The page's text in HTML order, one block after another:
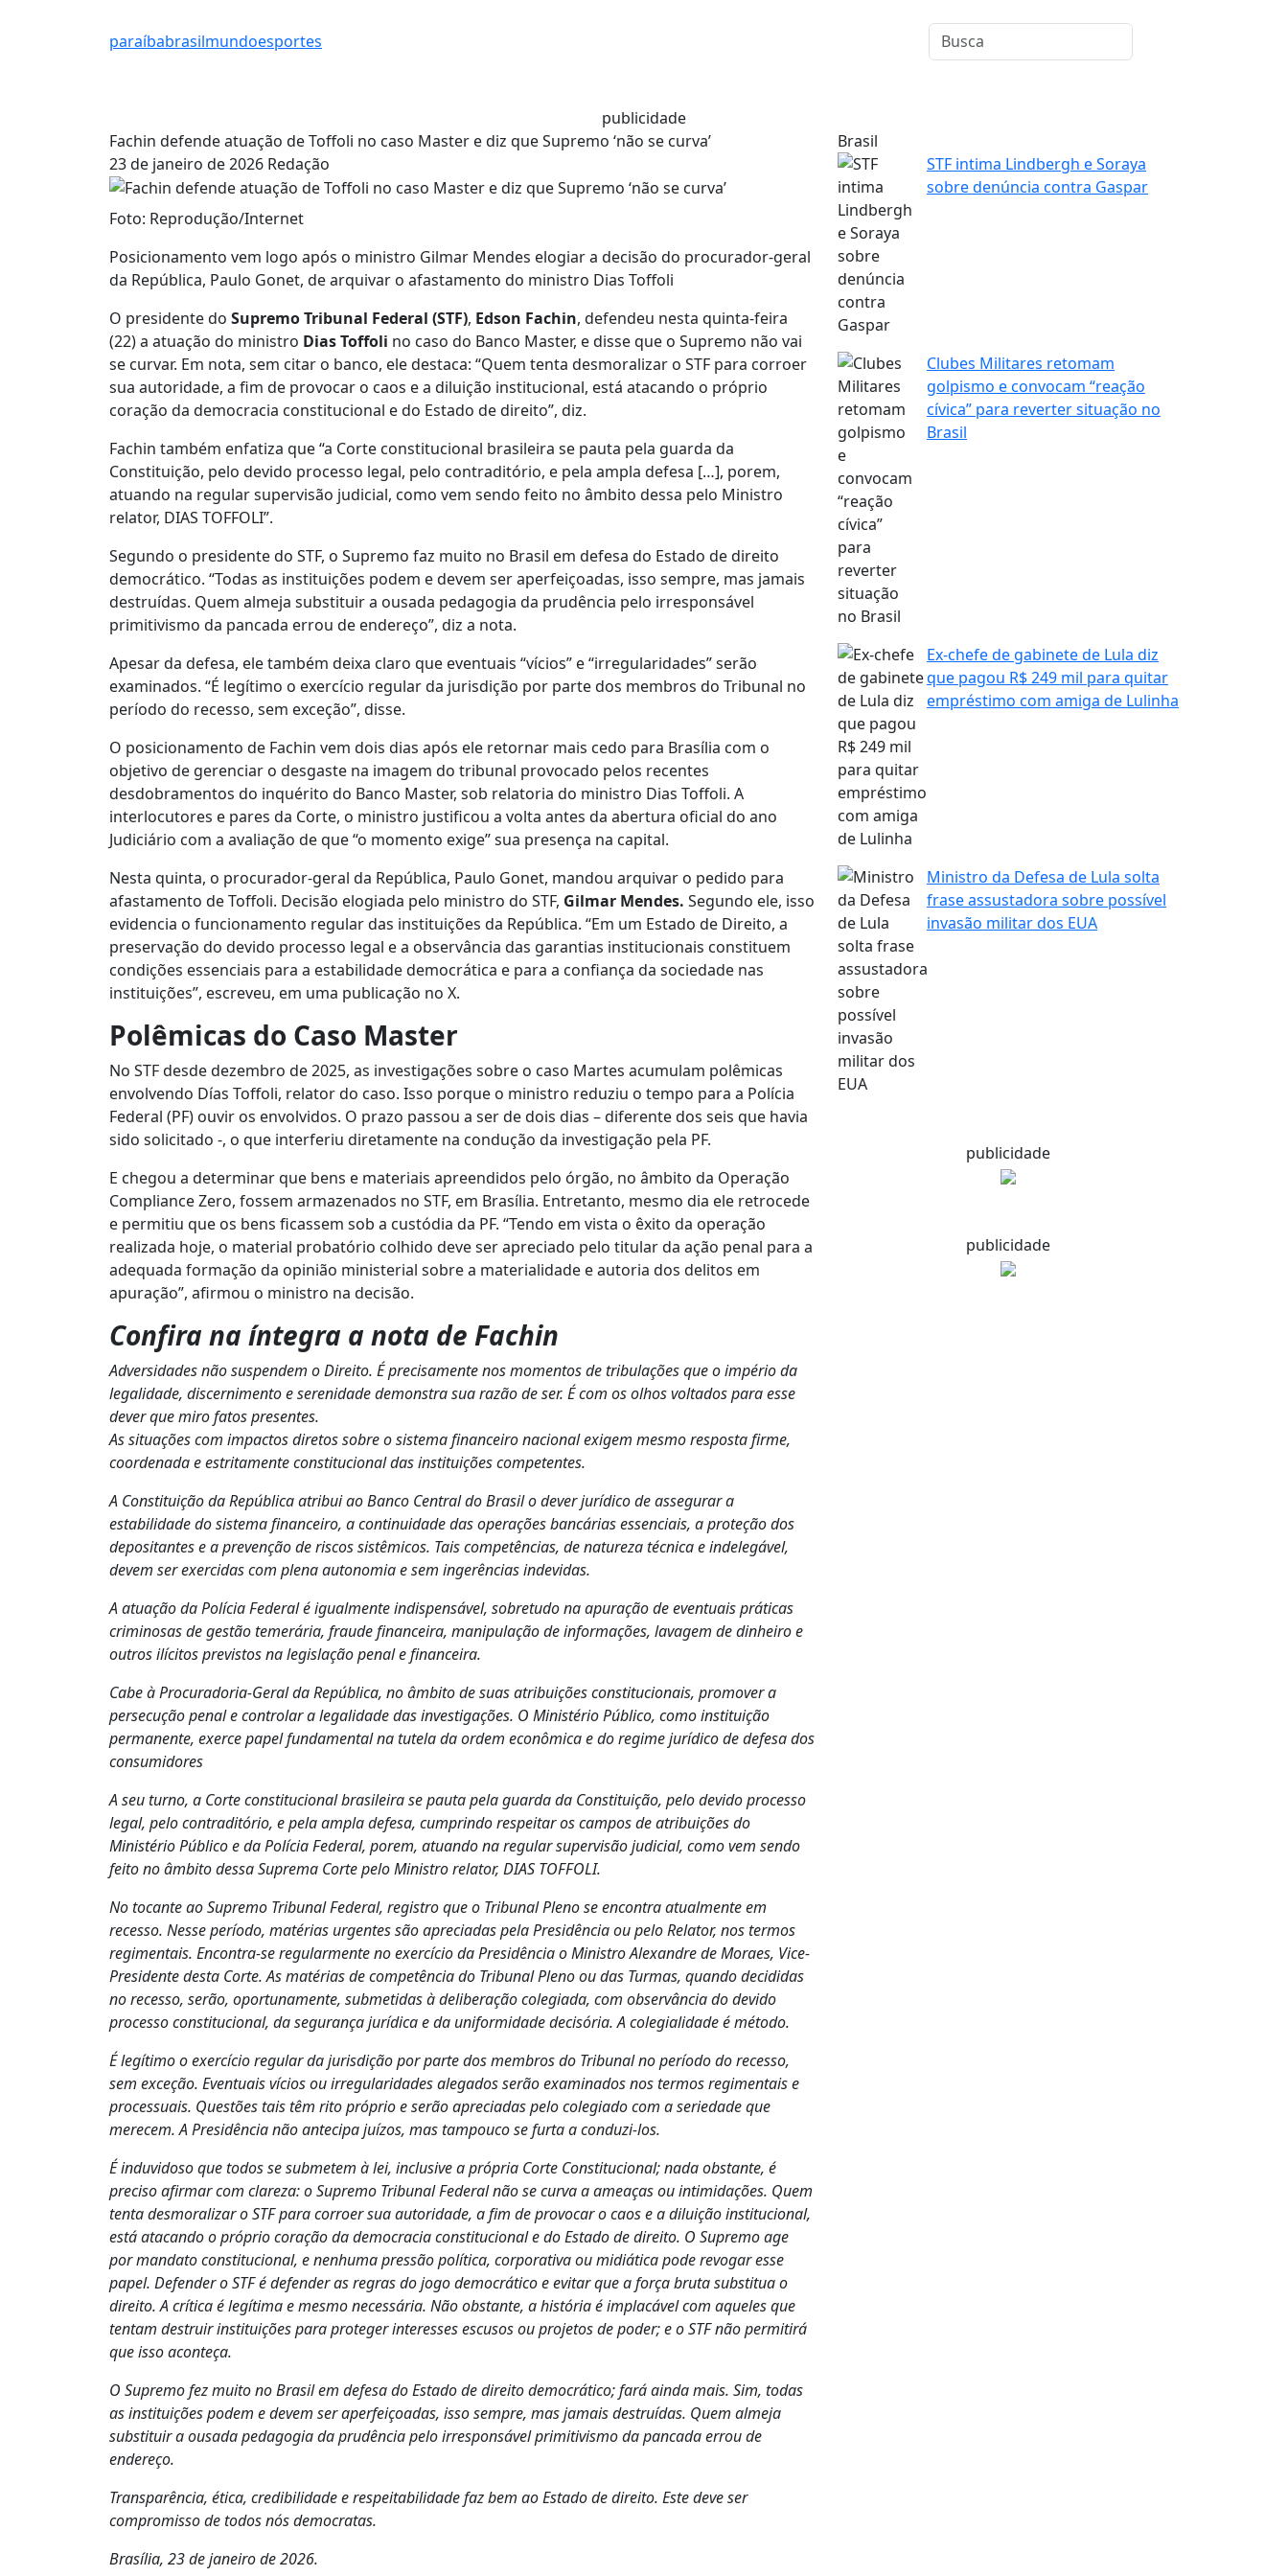
paraíbabrasilmundoesportes
publicidade
Fachin defende atuação de Toffoli no caso Master e diz que Supremo ‘não se curva’
23 de janeiro de 2026 Redação
Foto: Reprodução/Internet
Posicionamento vem logo após o ministro Gilmar Mendes elogiar a decisão do procurador-geral
da República, Paulo Gonet, de arquivar o afastamento do ministro Dias Toffoli
O presidente do Supremo Tribunal Federal (STF), Edson Fachin, defendeu nesta quinta-feira
(22) a atuação do ministro Dias Toffoli no caso do Banco Master, e disse que o Supremo não vai
se curvar. Em nota, sem citar o banco, ele destaca: “Quem tenta desmoralizar o STF para corroer
sua autoridade, a fim de provocar o caos e a diluição institucional, está atacando o próprio
coração da democracia constitucional e do Estado de direito”, diz.
Fachin também enfatiza que “a Corte constitucional brasileira se pauta pela guarda da
Constituição, pelo devido processo legal, pelo contraditório, e pela ampla defesa […], porem,
atuando na regular supervisão judicial, como vem sendo feito no âmbito dessa pelo Ministro
relator, DIAS TOFFOLI”.
Segundo o presidente do STF, o Supremo faz muito no Brasil em defesa do Estado de direito
democrático. “Todas as instituições podem e devem ser aperfeiçoadas, isso sempre, mas jamais
destruídas. Quem almeja substituir a ousada pedagogia da prudência pelo irresponsável
primitivismo da pancada errou de endereço”, diz a nota.
Apesar da defesa, ele também deixa claro que eventuais “vícios” e “irregularidades” serão
examinados. “É legítimo o exercício regular da jurisdição por parte dos membros do Tribunal no
período do recesso, sem exceção”, disse.
O posicionamento de Fachin vem dois dias após ele retornar mais cedo para Brasília com o
objetivo de gerenciar o desgaste na imagem do tribunal provocado pelos recentes
desdobramentos do inquérito do Banco Master, sob relatoria do ministro Dias Toffoli. A
interlocutores e pares da Corte, o ministro justificou a volta antes da abertura oficial do ano
Judiciário com a avaliação de que “o momento exige” sua presença na capital.
Nesta quinta, o procurador-geral da República, Paulo Gonet, mandou arquivar o pedido para
afastamento de Toffoli. Decisão elogiada pelo ministro do STF, Gilmar Mendes. Segundo ele, isso
evidencia o funcionamento regular das instituições da República. “Em um Estado de Direito, a
preservação do devido processo legal e a observância das garantias institucionais constituem
condições essenciais para a estabilidade democrática e para a confiança da sociedade nas
instituições”, escreveu, em uma publicação no X.
Polêmicas do Caso Master
No STF desde dezembro de 2025, as investigações sobre o caso Martes acumulam polêmicas
envolvendo Días Toffoli, relator do caso. Isso porque o ministro reduziu o tempo para a Polícia
Federal (PF) ouvir os envolvidos. O prazo passou a ser de dois dias – diferente dos seis que havia
sido solicitado -, o que interferiu diretamente na condução da investigação pela PF.
E chegou a determinar que bens e materiais apreendidos pelo órgão, no âmbito da Operação
Compliance Zero, fossem armazenados no STF, em Brasília. Entretanto, mesmo dia ele retrocede
e permitiu que os bens ficassem sob a custódia da PF. “Tendo em vista o êxito da operação
realizada hoje, o material probatório colhido deve ser apreciado pelo titular da ação penal para a
adequada formação da opinião ministerial sobre a materialidade e autoria dos delitos em
apuração”, afirmou o ministro na decisão.
Confira na íntegra a nota de Fachin
Adversidades não suspendem o Direito. É precisamente nos momentos de tribulações que o império da
legalidade, discernimento e serenidade demonstra sua razão de ser. É com os olhos voltados para esse
dever que miro fatos presentes.
As situações com impactos diretos sobre o sistema financeiro nacional exigem mesmo resposta firme,
coordenada e estritamente constitucional das instituições competentes.
A Constituição da República atribui ao Banco Central do Brasil o dever jurídico de assegurar a
estabilidade do sistema financeiro, a continuidade das operações bancárias essenciais, a proteção dos
depositantes e a prevenção de riscos sistêmicos. Tais competências, de natureza técnica e indelegável,
devem ser exercidas com plena autonomia e sem ingerências indevidas.
A atuação da Polícia Federal é igualmente indispensável, sobretudo na apuração de eventuais práticas
criminosas de gestão temerária, fraude financeira, manipulação de informações, lavagem de dinheiro e
outros ilícitos previstos na legislação penal e financeira.
Cabe à Procuradoria-Geral da República, no âmbito de suas atribuições constitucionais, promover a
persecução penal e controlar a legalidade das investigações. O Ministério Público, como instituição
permanente, exerce papel fundamental na tutela da ordem econômica e do regime jurídico de defesa dos
consumidores
A seu turno, a Corte constitucional brasileira se pauta pela guarda da Constituição, pelo devido processo
legal, pelo contraditório, e pela ampla defesa, cumprindo respeitar os campos de atribuições do
Ministério Público e da Polícia Federal, porem, atuando na regular supervisão judicial, como vem sendo
feito no âmbito dessa Suprema Corte pelo Ministro relator, DIAS TOFFOLI.
No tocante ao Supremo Tribunal Federal, registro que o Tribunal Pleno se encontra atualmente em
recesso. Nesse período, matérias urgentes são apreciadas pela Presidência ou pelo Relator, nos termos
regimentais. Encontra-se regularmente no exercício da Presidência o Ministro Alexandre de Moraes, Vice-
Presidente desta Corte. As matérias de competência do Tribunal Pleno ou das Turmas, quando decididas
no recesso, serão, oportunamente, submetidas à deliberação colegiada, com observância do devido
processo constitucional, da segurança jurídica e da uniformidade decisória. A colegialidade é método.
É legítimo o exercício regular da jurisdição por parte dos membros do Tribunal no período do recesso,
sem exceção. Eventuais vícios ou irregularidades alegados serão examinados nos termos regimentais e
processuais. Questões tais têm rito próprio e serão apreciadas pelo colegiado com a seriedade que
merecem. A Presidência não antecipa juízos, mas tampouco se furta a conduzi-los.
É induvidoso que todos se submetem à lei, inclusive a própria Corte Constitucional; nada obstante, é
preciso afirmar com clareza: o Supremo Tribunal Federal não se curva a ameaças ou intimidações. Quem
tenta desmoralizar o STF para corroer sua autoridade, a fim de provocar o caos e a diluição institucional,
está atacando o próprio coração da democracia constitucional e do Estado de direito. O Supremo age
por mandato constitucional, e nenhuma pressão política, corporativa ou midiática pode revogar esse
papel. Defender o STF é defender as regras do jogo democrático e evitar que a força bruta substitua o
direito. A crítica é legítima e mesmo necessária. Não obstante, a história é implacável com aqueles que
tentam destruir instituições para proteger interesses escusos ou projetos de poder; e o STF não permitirá
que isso aconteça.
O Supremo fez muito no Brasil em defesa do Estado de direito democrático; fará ainda mais. Sim, todas
as instituições podem e devem ser aperfeiçoadas, isso sempre, mas jamais destruídas. Quem almeja
substituir a ousada pedagogia da prudência pelo irresponsável primitivismo da pancada errou de
endereço.
Transparência, ética, credibilidade e respeitabilidade faz bem ao Estado de direito. Este deve ser
compromisso de todos nós democratas.
Brasília, 23 de janeiro de 2026.
Brasil
STF intima Lindbergh e Soraya
sobre denúncia contra Gaspar
Clubes Militares retomam
golpismo e convocam “reação
cívica” para reverter situação no
Brasil
Ex-chefe de gabinete de Lula diz
que pagou R$ 249 mil para quitar
empréstimo com amiga de Lulinha
Ministro da Defesa de Lula solta
frase assustadora sobre possível
invasão militar dos EUA
publicidade
publicidade